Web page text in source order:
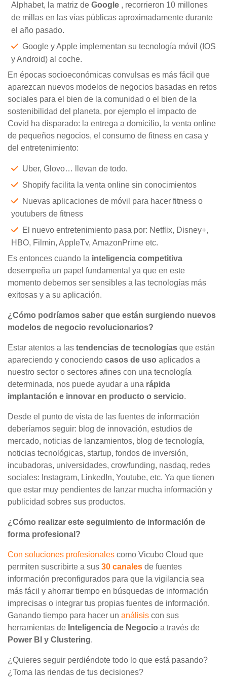
Alphabet, la matriz de Google , recorrieron 10 millones
de millas en las vías públicas aproximadamente durante
el año pasado.
Google y Apple implementan su tecnología móvil (IOS
y Android) al coche.
En épocas socioeconómicas convulsas es más fácil que
aparezcan nuevos modelos de negocios basadas en retos
sociales para el bien de la comunidad o el bien de la
sostenibilidad del planeta, por ejemplo el impacto de
Covid ha disparado: la entrega a domicilio, la venta online
de pequeños negocios, el consumo de fitness en casa y
del entretenimiento:
Uber, Glovo… llevan de todo.
Shopify facilita la venta online sin conocimientos
Nuevas aplicaciones de móvil para hacer fitness o
youtubers de fitness
El nuevo entretenimiento pasa por: Netflix, Disney+,
HBO, Filmin, AppleTv, AmazonPrime etc.
Es entonces cuando la inteligencia competitiva
desempeña un papel fundamental ya que en este
momento debemos ser sensibles a las tecnologías más
exitosas y a su aplicación.
¿Cómo podríamos saber que están surgiendo nuevos
modelos de negocio revolucionarios?
Estar atentos a las tendencias de tecnologías que están
apareciendo y conociendo casos de uso aplicados a
nuestro sector o sectores afines con una tecnología
determinada, nos puede ayudar a una rápida
implantación e innovar en producto o servicio.
Desde el punto de vista de las fuentes de información
deberíamos seguir: blog de innovación, estudios de
mercado, noticias de lanzamientos, blog de tecnología,
noticias tecnológicas, startup, fondos de inversión,
incubadoras, universidades, crowfunding, nasdaq, redes
sociales: Instagram, LinkedIn, Youtube, etc. Ya que tienen
que estar muy pendientes de lanzar mucha información y
publicidad sobres sus productos.
¿Cómo realizar este seguimiento de información de
forma profesional?
Con soluciones profesionales como Vicubo Cloud que
permiten suscribirte a sus 30 canales de fuentes
información preconfigurados para que la vigilancia sea
más fácil y ahorrar tiempo en búsquedas de información
imprecisas o integrar tus propias fuentes de información.
Ganando tiempo para hacer un análisis con sus
herramientas de Inteligencia de Negocio a través de
Power BI y Clustering.
¿Quieres seguir perdiéndote todo lo que está pasando?
¿Toma las riendas de tus decisiones?